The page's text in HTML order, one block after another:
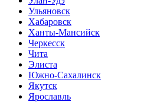
Ульяновск
Хабаровск
Ханты-Мансийск
Черкесск
Чита
Элиста
Южно-Сахалинск
Якутск
Ярославль